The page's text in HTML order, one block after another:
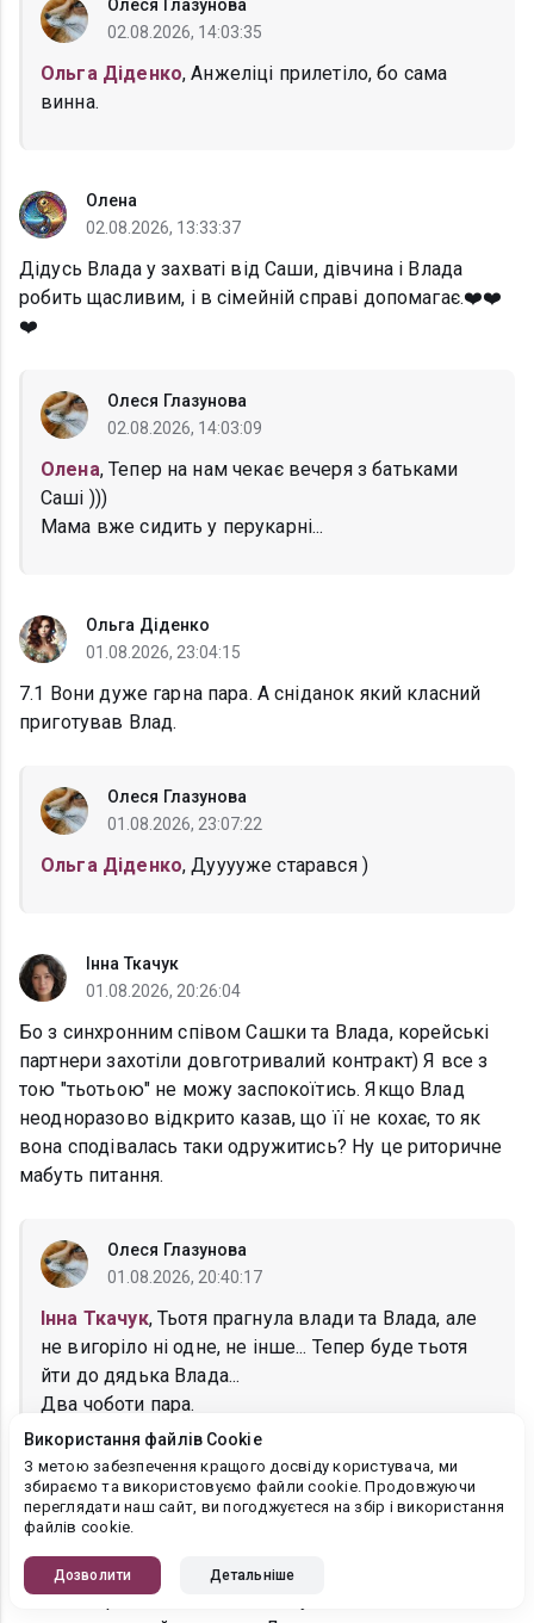
Олеся Глазунова
02.08.2026, 14:03:35
Ольга Діденко, Анжеліці прилетіло, бо сама
винна.
Олена
02.08.2026, 13:33:37
Дідусь Влада у захваті від Саши, дівчина і Влада
робить щасливим, і в сімейній справі допомагає.❤️❤️
❤️
Олеся Глазунова
02.08.2026, 14:03:09
Олена, Тепер на нам чекає вечеря з батьками
Саші )))
Мама вже сидить у перукарні...
Ольга Діденко
01.08.2026, 23:04:15
7.1 Вони дуже гарна пара. А сніданок який класний
приготував Влад.
Олеся Глазунова
01.08.2026, 23:07:22
Ольга Діденко, Дууууже старався )
Інна Ткачук
01.08.2026, 20:26:04
Бо з синхронним співом Сашки та Влада, корейські
партнери захотіли довготривалий контракт) Я все з
тою "тьотьою" не можу заспокоїтись. Якщо Влад
неодноразово відкрито казав, що її не кохає, то як
вона сподівалась таки одружитись? Ну це риторичне
мабуть питання.
Олеся Глазунова
01.08.2026, 20:40:17
Інна Ткачук, Тьотя прагнула влади та Влада, але
не вигоріло ні одне, не інше... Тепер буде тьотя
йти до дядька Влада...
Два чоботи пара.
Наталья Храпакова
01.08.2026, 20:31:22
Корейські партнери були вражені співом Влада і
Сашки корейських пісень. Мабуть на них чекає
Використання файлів Cookie
З метою забезпечення кращого досвіду користувача, ми
збираємо та використовуємо файли cookie. Продовжуючи
переглядати наш сайт, ви погоджуєтеся на збір і використання
файлів cookie.
Дозволити Детальніше